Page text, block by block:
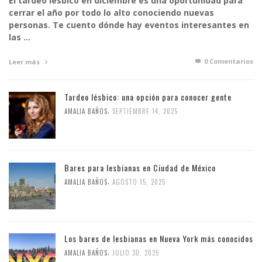
cerrar el año por todo lo alto conociendo nuevas
personas. Te cuento dónde hay eventos interesantes en
las …
Leer más 0 Comentarios
Tardeo lésbico: una opción para conocer gente
AMALIA BAÑOS SEPTIEMBRE 14, 2025
Bares para lesbianas en Ciudad de México
AMALIA BAÑOS AGOSTO 15, 2025
Los bares de lesbianas en Nueva York más conocidos
AMALIA BAÑOS JULIO 30, 2025